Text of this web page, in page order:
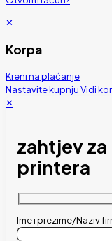
✕
Korpa
Kreni na plaćanje
Nastavite kupnjuVidi
✕
zahtjev
printera
Ime i prezime/Naziv